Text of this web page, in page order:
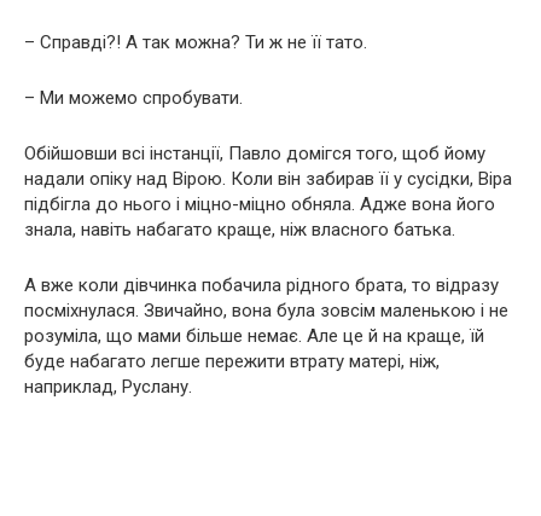
– Справді?! А так можна? Ти ж не її тато.
– Ми можемо спробувати.
Обійшовши всі інстанції, Павло домігся того, щоб йому
надали опіку над Вірою. Коли він забирав її у сусідки, Віра
підбігла до нього і міцно-міцно обняла. Адже вона його
знала, навіть набагато краще, ніж власного батька.
А вже коли дівчинка побачила рідного брата, то відразу
посміхнулася. Звичайно, вона була зовсім маленькою і не
розуміла, що мами більше немає. Але це й на краще, їй
буде набагато легше пережити втрату матері, ніж,
наприклад, Руслану.